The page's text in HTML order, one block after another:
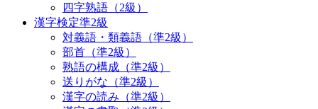
四字熟語（2級）
漢字検定準2級
対義語・類義語（準2級）
部首（準2級）
熟語の構成（準2級）
送りがな（準2級）
漢字の読み（準2級）